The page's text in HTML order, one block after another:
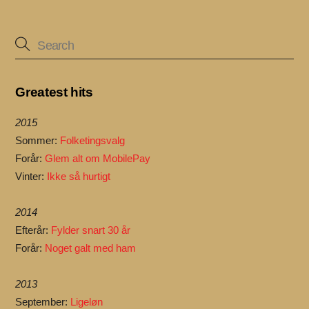
Greatest hits
2015
Sommer: Folketingsvalg
Forår:Glem alt om MobilePay
Vinter: Ikke så hurtigt
2014
Efterår: Fylder snart 30 år
Forår: Noget galt med ham
2013
September: Ligeløn